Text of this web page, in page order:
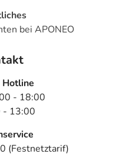
bei APONEO
Hotline
- 18:00
- 13:00
(Festnetztarif)